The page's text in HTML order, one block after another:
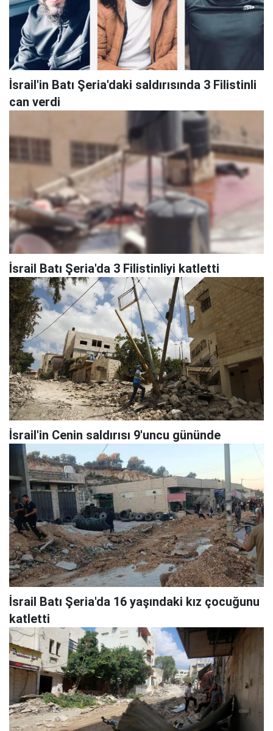
İsrail'in Batı Şeria'daki saldırısında 3 Filistinli
can verdi
İsrail Batı Şeria'da 3 Filistinliyi katletti
İsrail'in Cenin saldırısı 9'uncu gününde
İsrail Batı Şeria'da 16 yaşındaki kız çocuğunu
katletti